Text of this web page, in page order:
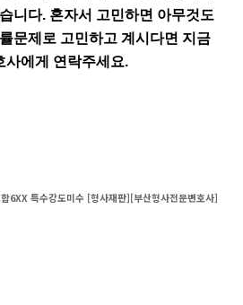
니다. 혼자서 고민하면 아무것도
문제로 고민하고 계시다면 지금
사에게 연락주세요.
6XX 특수강도미수 [형사재판][부산형사전문변호사]